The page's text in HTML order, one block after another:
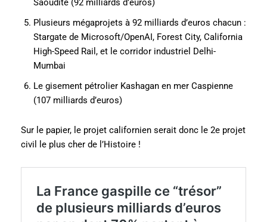
Saoudite (92 milliards d’euros)
Plusieurs mégaprojets à 92 milliards d’euros chacun :
Stargate de Microsoft/OpenAI, Forest City, California
High-Speed Rail, et le corridor industriel Delhi-
Mumbai
Le gisement pétrolier Kashagan en mer Caspienne
(107 milliards d’euros)
Sur le papier, le projet californien serait donc le 2e projet
civil le plus cher de l’Histoire !